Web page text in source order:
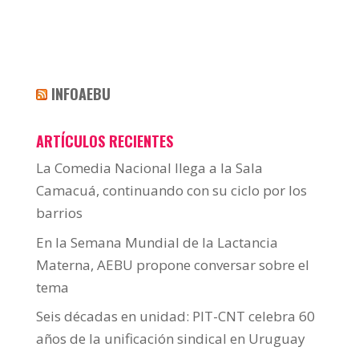
INFOAEBU
ARTÍCULOS RECIENTES
La Comedia Nacional llega a la Sala
Camacuá, continuando con su ciclo por los
barrios
En la Semana Mundial de la Lactancia
Materna, AEBU propone conversar sobre el
tema
Seis décadas en unidad: PIT-CNT celebra 60
años de la unificación sindical en Uruguay